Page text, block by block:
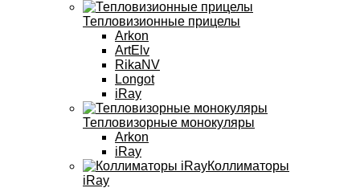
Тепловизионные прицелы
Arkon
ArtElv
RikaNV
Longot
iRay
Тепловизорные монокуляры
Arkon
iRay
Коллиматоры
iRay